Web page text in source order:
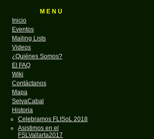
M E N Ú
Inicio
Eventos
Mailing Lists
Videos
¿Quiénes Somos?
El FAQ
Wiki
Contáctanos
Mapa
SelvaCabal
Historia
Celebramos FLISoL 2018
Asistimos en el
FSLVallarta2017